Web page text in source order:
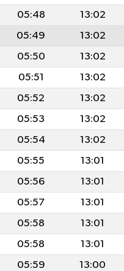
05:48 13:02
05:49 13:02
05:50 13:02
05:51 13:02
05:52 13:02
05:53 13:02
05:54 13:02
05:55 13:01
05:56 13:01
05:57 13:01
05:58 13:01
05:58 13:01
05:59 13:00